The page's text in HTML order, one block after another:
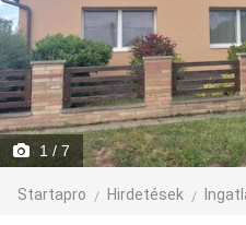
1/ 7
Startapro Hirdetések